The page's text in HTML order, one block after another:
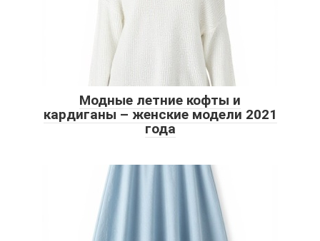
Модные летние кофты и
кардиганы – женские модели 2021
года